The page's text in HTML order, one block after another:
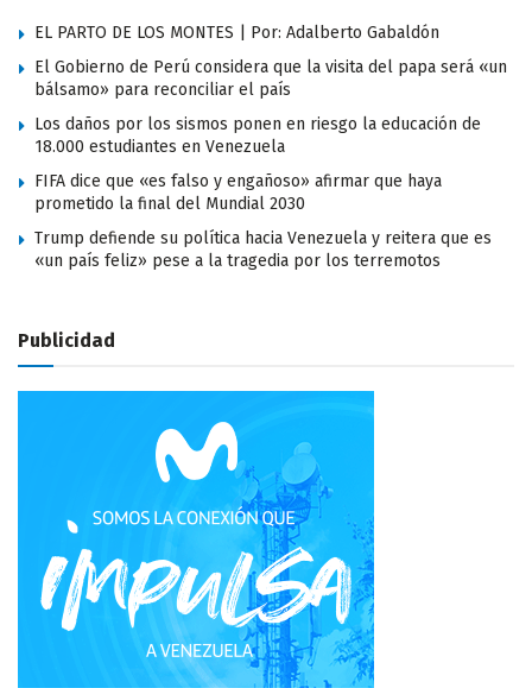
EL PARTO DE LOS MONTES | Por: Adalberto Gabaldón
El Gobierno de Perú considera que la visita del papa será «un
bálsamo» para reconciliar el país
Los daños por los sismos ponen en riesgo la educación de
18.000 estudiantes en Venezuela
FIFA dice que «es falso y engañoso» afirmar que haya
prometido la final del Mundial 2030
Trump defiende su política hacia Venezuela y reitera que es
«un país feliz» pese a la tragedia por los terremotos
Publicidad